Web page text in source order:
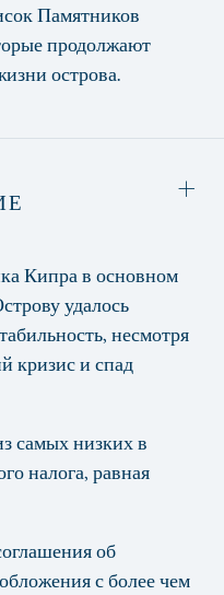
Памятников
продолжают
острова.
Кипра в основном
удалось
несмотря
кризис и спад
самых низких в
налога, равная
об
с более чем